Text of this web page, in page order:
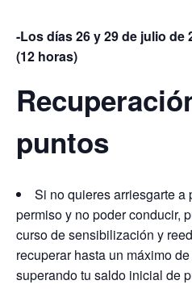
-Los días 26 y 29 de julio de
(12 horas)
puntos
Si no quieres arriesgarte a
permiso y no poder conducir,
curso de sensibilización y
recuperar hasta un máximo
superando tu saldo inicial de